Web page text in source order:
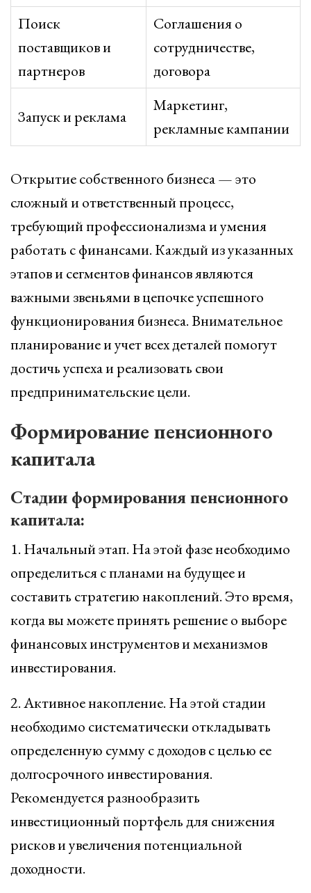
Поиск
поставщиков и
партнеров
Соглашения о
сотрудничестве,
договора
Запуск и реклама
Маркетинг,
рекламные кампании
Открытие собственного бизнеса — это
сложный и ответственный процесс,
требующий профессионализма и умения
работать с финансами. Каждый из указанных
этапов и сегментов финансов являются
важными звеньями в цепочке успешного
функционирования бизнеса. Внимательное
планирование и учет всех деталей помогут
достичь успеха и реализовать свои
предпринимательские цели.
Формирование пенсионного
капитала
Стадии формирования пенсионного
капитала:
1. Начальный этап. На этой фазе необходимо
определиться с планами на будущее и
составить стратегию накоплений. Это время,
когда вы можете принять решение о выборе
финансовых инструментов и механизмов
инвестирования.
2. Активное накопление. На этой стадии
необходимо систематически откладывать
определенную сумму с доходов с целью ее
долгосрочного инвестирования.
Рекомендуется разнообразить
инвестиционный портфель для снижения
рисков и увеличения потенциальной
доходности.